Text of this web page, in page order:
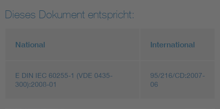
Dieses Dokument entspricht:
National International
E DIN IEC 60255-1 (VDE 0435-
300):2008-01
95/216/CD:2007-
06